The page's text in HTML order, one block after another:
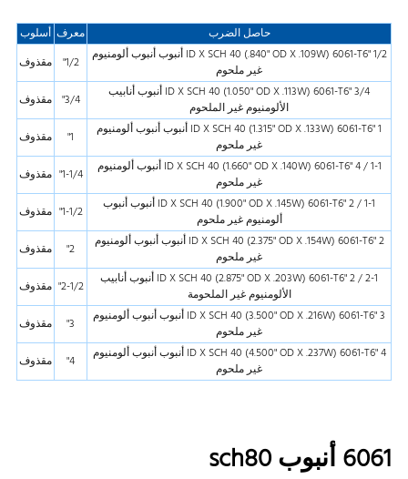
حاصل الضرب معرف أسلوب
1/2 "ID X SCH 40 (.840" OD X .109W) 6061-T6 أنبوب أنبوب ألومنيوم
غير ملحوم
1/2"
مقذوف
3/4 "ID X SCH 40 (1.050" OD X .113W) 6061-T6 أنبوب أنابيب
الألومنيوم غير الملحوم
3/4"
مقذوف
1 "ID X SCH 40 (1.315" OD X .133W) 6061-T6 أنبوب أنبوب ألومنيوم
غير ملحوم
1"
مقذوف
1-1 / 4 "ID X SCH 40 (1.660" OD X .140W) 6061-T6 أنبوب ألومنيوم
غير ملحوم
1-1/4" مقذوف
1-1 / 2 "ID X SCH 40 (1.900" OD X .145W) 6061-T6 أنبوب أنبوب
ألومنيوم غير ملحوم
1-1/2" مقذوف
2 "ID X SCH 40 (2.375" OD X .154W) 6061-T6 أنبوب أنبوب ألومنيوم
غير ملحوم
2"
مقذوف
2-1 / 2 "ID X SCH 40 (2.875" OD X .203W) 6061-T6 أنبوب أنابيب
الألومنيوم غير الملحومة
2-1/2" مقذوف
3 "ID X SCH 40 (3.500" OD X .216W) 6061-T6 أنبوب أنبوب ألومنيوم
غير ملحوم
3"
مقذوف
4 "ID X SCH 40 (4.500" OD X .237W) 6061-T6 أنبوب أنبوب ألومنيوم
غير ملحوم
4" مقذوف
6061 أنبوب sch80